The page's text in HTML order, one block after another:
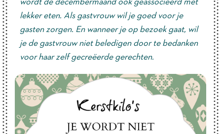
wordt de decembermaand ook geassocieerd met
lekker eten. Als gastvrouw wil je goed voor je
gasten zorgen. En wanneer je op bezoek gaat, wil
je de gastvrouw niet beledigen door te bedanken
voor haar zelf gecreëerde gerechten.